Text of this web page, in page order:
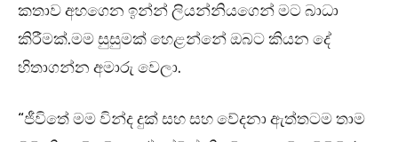
කතාව අහගෙන ඉන්න් ලියන්නියගෙන් මට බාධා
කිරීමක්.මම සුසුමක් හෙළන්නේ ඔබට කියන දේ
හිතාගන්න අමාරු වෙලා.
“ජීවිතේ මම වින්ද දුක් සහ සහ වේදනා ඇත්තටම තාම